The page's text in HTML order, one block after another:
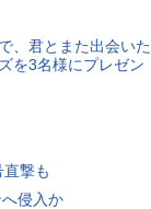
、君とまた出会いた
を3名様にプレゼン
撃も
侵入か